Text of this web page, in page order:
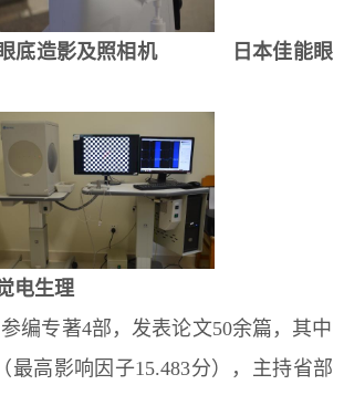
底造影及照相机日本佳能眼
电生理
参编专著4部， 发表论文50余篇，其中
最高影响因子15.483分），主持省部